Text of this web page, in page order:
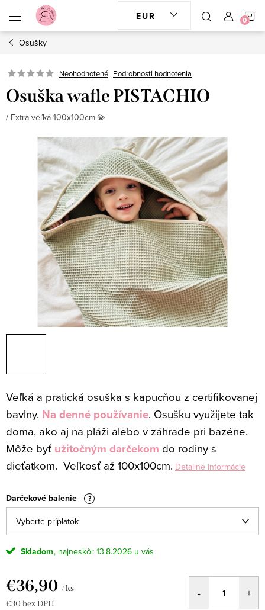
obsah
EUR
Osušky
Neohodnotené Podrobnosti hodnotenia
Osuška wafle PISTACHIO
/ Extra veľká 100x100cm 💫
Veľká a pratická osuška s kapucňou z certifikovanej
bavlny. Na denné používanie. Osušku využijete tak
doma, ako aj na pláži alebo v záhrade pri bazéne.
Môže byť užitočným darčekom do rodiny s
dieťatkom. Veľkosť až 100x100cm. Detailné informácie
Darčekové balenie ?
Skladom 13.8.2026
€36,90 / ks
€30bez DPH